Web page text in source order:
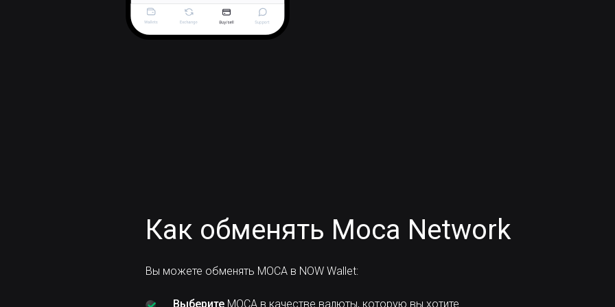
Как обменять Moca Network
Вы можете обменять MOCA в NOW Wallet:
Выберите MOCA в качестве валюты, которую вы хотите